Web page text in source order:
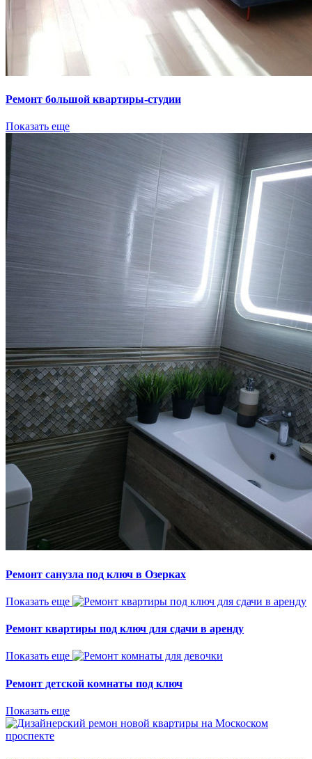
Ремонт большой квартиры-студии
Показать еще
Ремонт санузла под ключ в Озерках
Показать еще
Ремонт квартиры под ключ для сдачи в аренду
Показать еще
Ремонт детской комнаты под ключ
Показать еще